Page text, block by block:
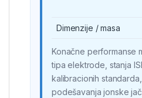
Dimenzije / masa
Konačne performanse
tipa elektrode, stanja
kalibracionih
podešavanja jonske